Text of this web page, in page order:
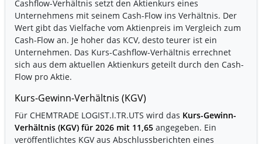
Cashflow-Verhältnis setzt den Aktienkurs eines
Unternehmens mit seinem Cash-Flow ins Verhältnis. Der
Wert gibt das Vielfache vom Aktienpreis im Vergleich zum
Cash-Flow an. Je hoher das KCV, desto teurer ist ein
Unternehmen. Das Kurs-Cashflow-Verhältnis errechnet
sich aus dem aktuellen Aktienkurs geteilt durch den Cash-
Flow pro Aktie.
Kurs-Gewinn-Verhältnis (KGV)
Für CHEMTRADE LOGIST.I.TR.UTS wird das Kurs-Gewinn-
Verhältnis (KGV) für 2026 mit 11,65 angegeben. Ein
veröffentlichtes KGV aus Abschlussberichten eines